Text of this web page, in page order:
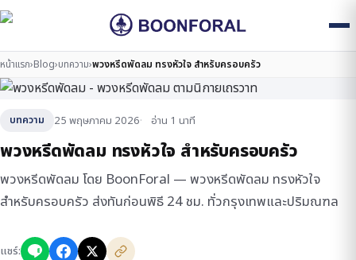
หน้าแรก›Blog›บทความ›พวงหรีดพัดลม ทรงหัวใจ สำหรับครอบครัว
บทความ 25 พฤษภาคม 2026 อ่าน 1 นาที
พวงหรีดพัดลม ทรงหัวใจ สำหรับครอบครัว
พวงหรีดพัดลม โดย BoonForal — พวงหรีดพัดลม ทรงหัวใจ
สำหรับครอบครัว ส่งทันก่อนพิธี 24 ชม. ทั่วกรุงเทพและปริมณฑล
แชร์: